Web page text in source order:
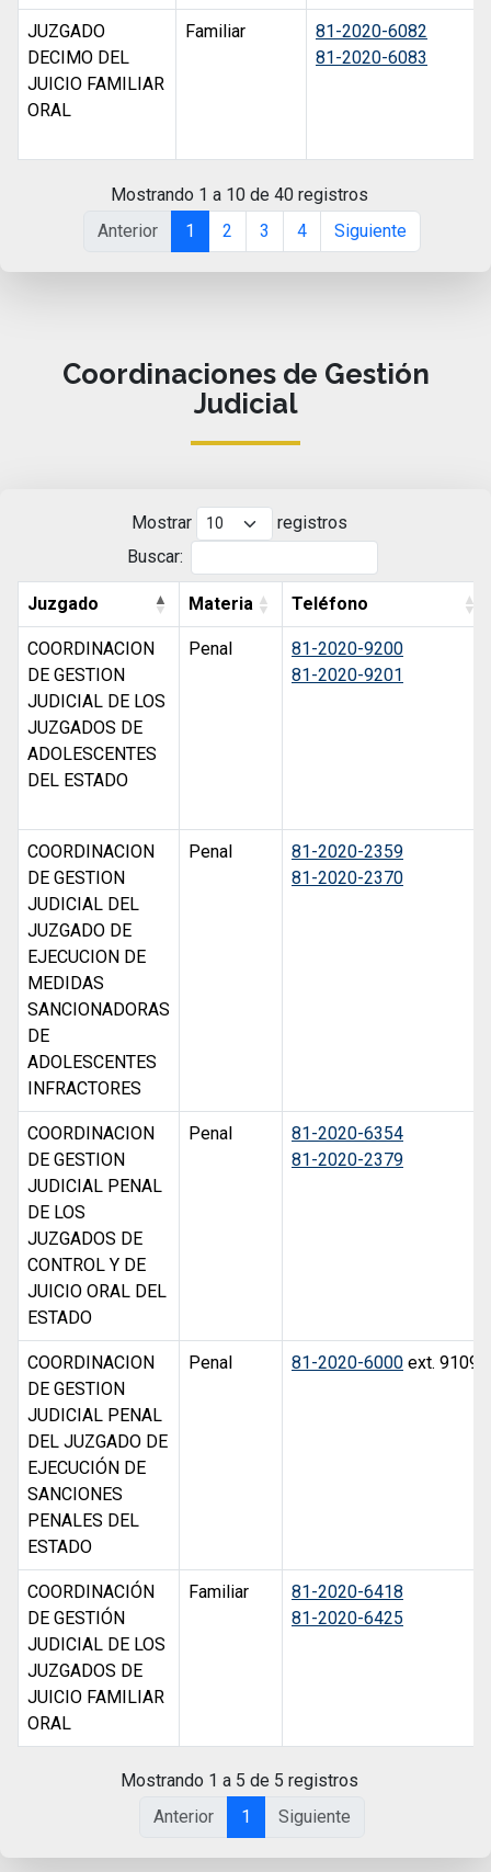
JUZGADO
DECIMO DEL
JUICIO FAMILIAR
ORAL
Familiar
81-2020-6082
81-2020-6083
Mostrando 1 a 10 de 40 registros
Anterior
1 2 3 4 Siguiente
Coordinaciones de Gestión
Judicial
Mostrar
registros
Buscar:
Juzgado Materia Teléfono
COORDINACION
DE GESTION
JUDICIAL DE LOS
JUZGADOS DE
ADOLESCENTES
DEL ESTADO
Penal
81-2020-9200
81-2020-9201
COORDINACION
DE GESTION
JUDICIAL DEL
JUZGADO DE
EJECUCION DE
MEDIDAS
SANCIONADORAS
DE
ADOLESCENTES
INFRACTORES
Penal
81-2020-2359
81-2020-2370
COORDINACION
DE GESTION
JUDICIAL PENAL
DE LOS
JUZGADOS DE
CONTROL Y DE
JUICIO ORAL DEL
ESTADO
Penal
81-2020-6354
81-2020-2379
COORDINACION
DE GESTION
JUDICIAL PENAL
DEL JUZGADO DE
EJECUCIÓN DE
SANCIONES
PENALES DEL
ESTADO
Penal 81-2020-6000 ext. 9109
COORDINACIÓN
DE GESTIÓN
JUDICIAL DE LOS
JUZGADOS DE
JUICIO FAMILIAR
ORAL
Familiar
81-2020-6418
81-2020-6425
Mostrando 1 a 5 de 5 registros
Anterior
1 Siguiente